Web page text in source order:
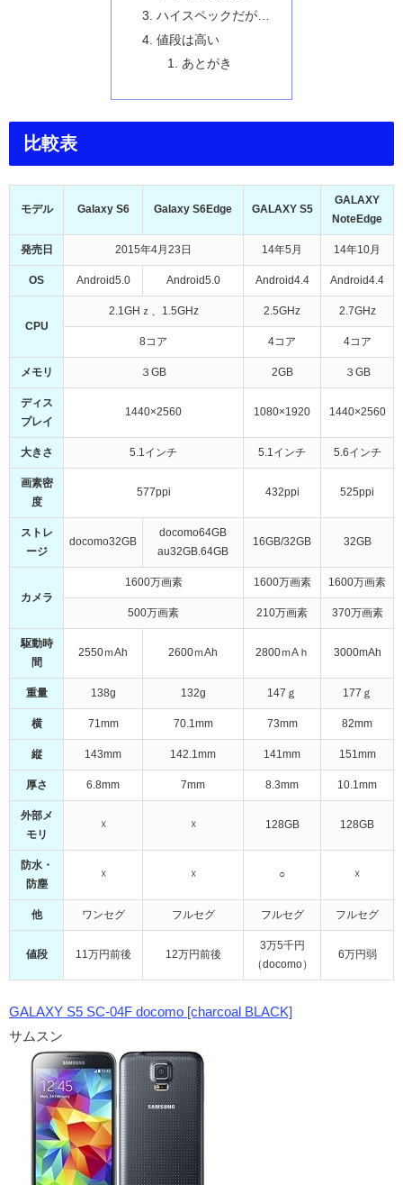
ハイスペックだが…
値段は高い
あとがき
比較表
モデル Galaxy S6 Galaxy S6Edge GALAXY S5
GALAXY
NoteEdge
発売日 2015年4月23日 14年5月 14年10月
OS Android5.0 Android5.0 Android4.4 Android4.4
CPU
2.1GHｚ、1.5GHz 2.5GHz 2.7GHz
8コア 4コア 4コア
メモリ ３GB 2GB ３GB
ディス
プレイ
1440×2560 1080×1920 1440×2560
大きさ 5.1インチ 5.1インチ 5.6インチ
画素密
度
577ppi 432ppi 525ppi
ストレ
ージ
docomo32GB
docomo64GB
au32GB.64GB
16GB/32GB 32GB
カメラ
1600万画素 1600万画素 1600万画素
500万画素 210万画素 370万画素
駆動時
間
2550ｍAh 2600ｍAh 2800ｍAｈ 3000mAh
重量 138g 132g 147ｇ 177ｇ
横 71mm 70.1mm 73mm 82mm
縦 143mm 142.1mm 141mm 151mm
厚さ 6.8mm 7mm 8.3mm 10.1mm
外部メ
モリ
☓ ☓ 128GB 128GB
防水・
防塵
☓ ☓ ○ ☓
他 ワンセグ フルセグ フルセグ フルセグ
値段 11万円前後 12万円前後
3万5千円
（docomo）
6万円弱
GALAXY S5 SC-04F docomo [charcoal BLACK]
サムスン